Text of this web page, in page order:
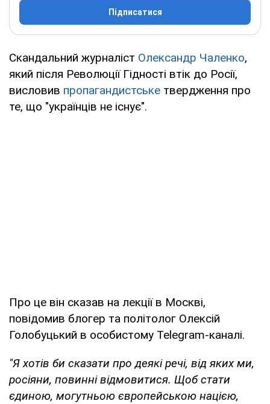
Підписатися
Скандальний журналіст Олександр Чаленко,
який після Революції Гідності втік до Росії,
висловив пропагандистське твердження про
те, що "українців не існує".
Про це він сказав на лекції в Москві,
повідомив блогер та політолог Олексій
Голобуцький в особистому Telegram-каналі.
"Я хотів би сказати про деякі речі, від яких ми,
росіяни, повинні відмовитися. Щоб стати
єдиною, могутньою європейською нацією,